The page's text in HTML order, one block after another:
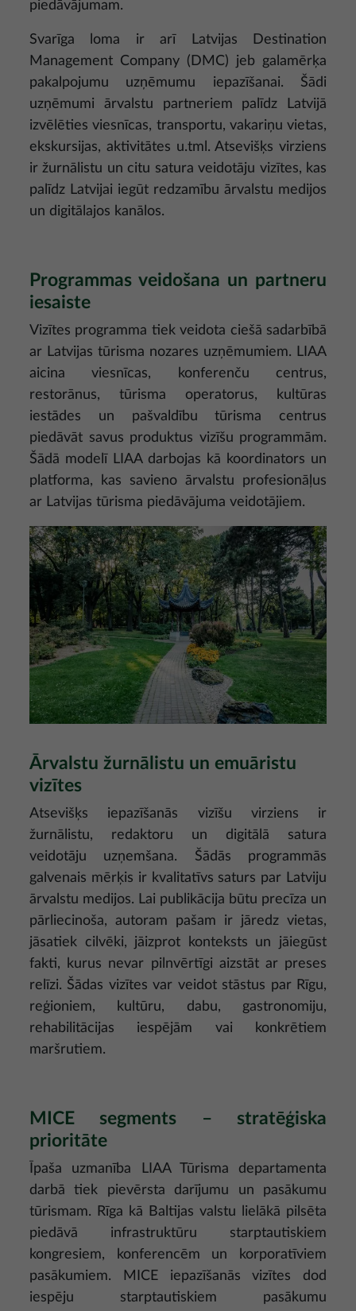
piedāvājumam.
Svarīga loma ir arī Latvijas Destination
Management Company (DMC) jeb galamērķa
pakalpojumu uzņēmumu iepazīšanai. Šādi
uzņēmumi ārvalstu partneriem palīdz Latvijā
izvēlēties viesnīcas, transportu, vakariņu vietas,
ekskursijas, aktivitātes u.tml. Atsevišķs virziens
ir žurnālistu un citu satura veidotāju vizītes, kas
palīdz Latvijai iegūt redzamību ārvalstu medijos
un digitālajos kanālos.
Programmas veidošana un partneru
iesaiste
Vizītes programma tiek veidota ciešā sadarbībā
ar Latvijas tūrisma nozares uzņēmumiem. LIAA
aicina viesnīcas, konferenču centrus,
restorānus, tūrisma operatorus, kultūras
iestādes un pašvaldību tūrisma centrus
piedāvāt savus produktus vizīšu programmām.
Šādā modelī LIAA darbojas kā koordinators un
platforma, kas savieno ārvalstu profesionāļus
ar Latvijas tūrisma piedāvājuma veidotājiem.
Attēls
Ārvalstu žurnālistu un emuāristu
vizītes
Atsevišķs iepazīšanās vizīšu virziens ir
žurnālistu, redaktoru un digitālā satura
veidotāju uzņemšana. Šādās programmās
galvenais mērķis ir kvalitatīvs saturs par Latviju
ārvalstu medijos. Lai publikācija būtu precīza un
pārliecinoša, autoram pašam ir jāredz vietas,
jāsatiek cilvēki, jāizprot konteksts un jāiegūst
fakti, kurus nevar pilnvērtīgi aizstāt ar preses
relīzi. Šādas vizītes var veidot stāstus par Rīgu,
reģioniem, kultūru, dabu, gastronomiju,
rehabilitācijas iespējām vai konkrētiem
maršrutiem.
MICE segments – stratēģiska
prioritāte
Īpaša uzmanība LIAA Tūrisma departamenta
darbā tiek pievērsta darījumu un pasākumu
tūrismam. Rīga kā Baltijas valstu lielākā pilsēta
piedāvā infrastruktūru starptautiskiem
kongresiem, konferencēm un korporatīviem
pasākumiem. MICE iepazīšanās vizītes dod
iespēju starptautiskiem pasākumu